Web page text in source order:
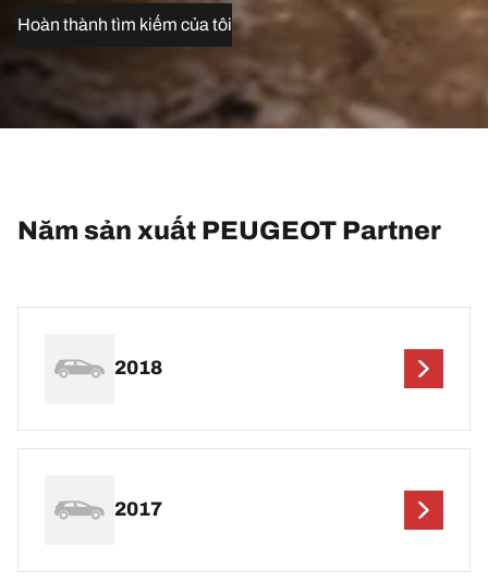
Hoàn thành tìm kiếm của tôi
Năm sản xuất PEUGEOT Partner
2018
2017